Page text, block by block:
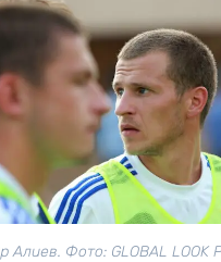
Алиев. Фото: GLOBAL LOOK